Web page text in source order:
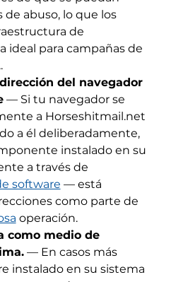
de abuso, lo que los
de
ideal para campañas de
del navegador
— Si tu navegador se
a Horseshitmail.net
a él deliberadamente,
instalado en su
a través de
software — está
como parte de
operación.
como medio de
— En casos más
instalado en su sistema